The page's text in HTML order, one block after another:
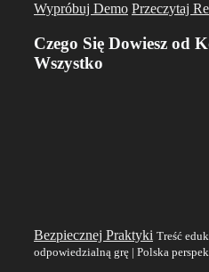
Wypróbuj Demo Przeczytaj
Czego Się Dowiesz od
Wszystko
Bezpiecznej Praktyki Treść
odpowiedzialną grę | Polska